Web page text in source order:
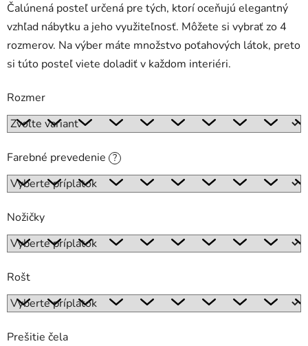
Čalúnená posteľ určená pre tých, ktorí oceňujú elegantný
vzhľad nábytku a jeho využiteľnosť. Môžete si vybrať zo 4
rozmerov. Na výber máte množstvo poťahových látok, preto
si túto posteľ viete doladiť v každom interiéri.
Rozmer
Farebné prevedenie ?
Nožičky
Rošt
Prešitie čela